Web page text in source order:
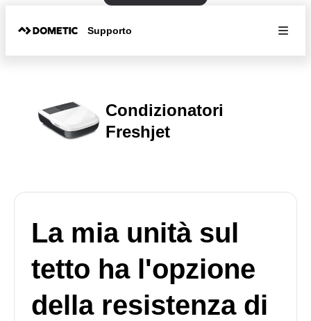
Supporto
Condizionatori
Freshjet
La mia unità sul
tetto ha l'opzione
della resistenza di